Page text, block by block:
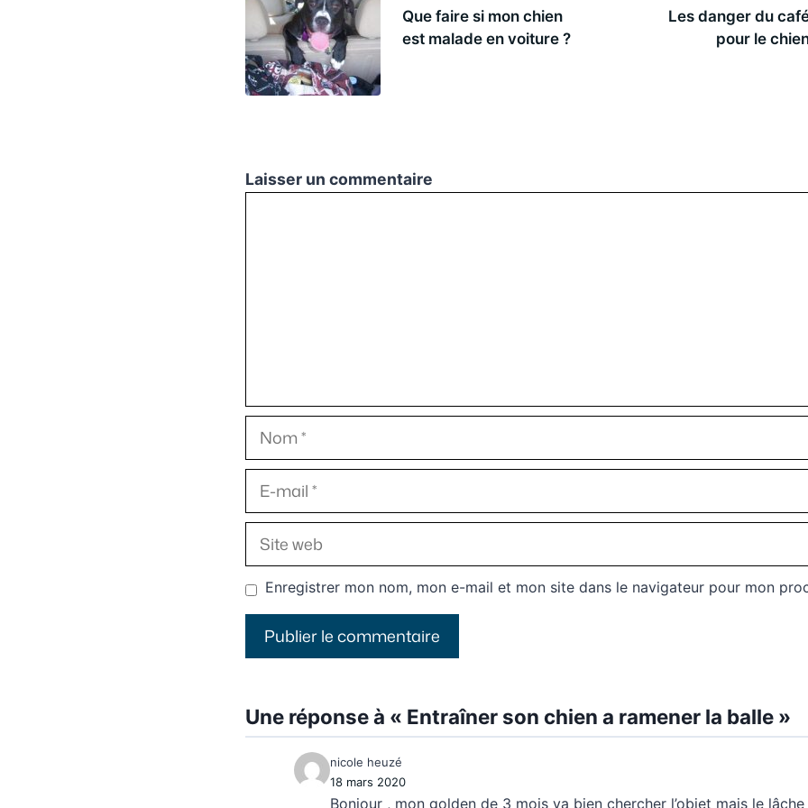
Que faire si mon chien
est malade en voiture ?
Les danger du
pour le
Laisser un commentaire
Nom
E-
mail
Site
web
Enregistrer mon nom, mon e-mail et mon site dans le navigateur pour mon
Une réponse à « Entraîner son chien a ramener la balle »
nicole heuzé
18 mars 2020
Bonjour , mon golden de 3 mois va bien chercher l’objet mais le